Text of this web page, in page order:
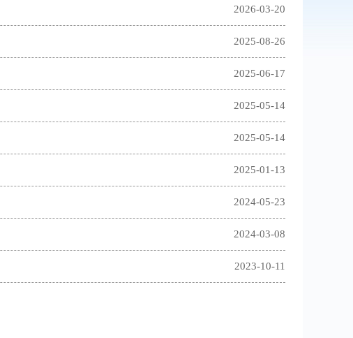
2026-03-20
2025-08-26
2025-06-17
2025-05-14
2025-05-14
2025-01-13
2024-05-23
2024-03-08
2023-10-11